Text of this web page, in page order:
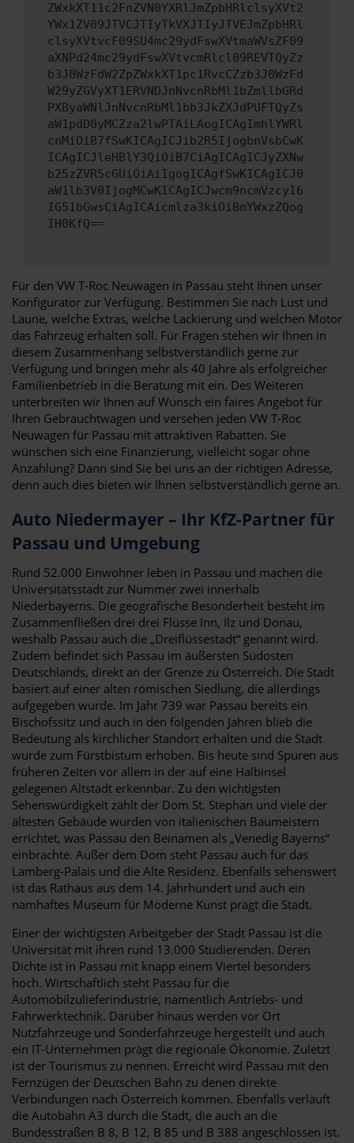
ZWxkXT11c2FnZVN0YXRlJmZpbHRlclsyXVt2
YWx1ZV09JTVCJTIyTkVXJTIyJTVEJmZpbHRl
clsyXVtvcF09SU4mc29ydFswXVtmaWVsZF09
aXNPd24mc29ydFswXVtvcmRlcl09REVTQyZz
b3J0WzFdW2ZpZWxkXT1pc1RvcCZzb3J0WzFd
W29yZGVyXT1ERVNDJnNvcnRbMl1bZmllbGRd
PXByaWNlJnNvcnRbMl1bb3JkZXJdPUFTQyZs
aW1pdD0yMCZza2lwPTAiLAogICAgImhlYWRl
cnMiOiB7fSwKICAgICJib2R5IjogbnVsbCwK
ICAgICJleHBlY3QiOiB7CiAgICAgICJyZXNw
b25zZVR5cGUiOiAiIgogICAgfSwKICAgICJ0
aW1lb3V0IjogMCwKICAgICJwcm9ncmVzcyI6
IG51bGwsCiAgICAicmlza3kiOiBmYWxzZQog
IH0KfQ==
Für den VW T-Roc Neuwagen in Passau steht Ihnen unser
Konfigurator zur Verfügung. Bestimmen Sie nach Lust und
Laune, welche Extras, welche Lackierung und welchen Motor
das Fahrzeug erhalten soll. Für Fragen stehen wir Ihnen in
diesem Zusammenhang selbstverständlich gerne zur
Verfügung und bringen mehr als 40 Jahre als erfolgreicher
Familienbetrieb in die Beratung mit ein. Des Weiteren
unterbreiten wir Ihnen auf Wunsch ein faires Angebot für
Ihren Gebrauchtwagen und versehen jeden VW T-Roc
Neuwagen für Passau mit attraktiven Rabatten. Sie
wünschen sich eine Finanzierung, vielleicht sogar ohne
Anzahlung? Dann sind Sie bei uns an der richtigen Adresse,
denn auch dies bieten wir Ihnen selbstverständlich gerne an.
Auto Niedermayer – Ihr KfZ-Partner für
Passau und Umgebung
Rund 52.000 Einwohner leben in Passau und machen die
Universitätsstadt zur Nummer zwei innerhalb
Niederbayerns. Die geografische Besonderheit besteht im
Zusammenfließen drei drei Flüsse Inn, Ilz und Donau,
weshalb Passau auch die „Dreiflüssestadt“ genannt wird.
Zudem befindet sich Passau im äußersten Südosten
Deutschlands, direkt an der Grenze zu Österreich. Die Stadt
basiert auf einer alten römischen Siedlung, die allerdings
aufgegeben wurde. Im Jahr 739 war Passau bereits ein
Bischofssitz und auch in den folgenden Jahren blieb die
Bedeutung als kirchlicher Standort erhalten und die Stadt
wurde zum Fürstbistum erhoben. Bis heute sind Spuren aus
früheren Zeiten vor allem in der auf eine Halbinsel
gelegenen Altstadt erkennbar. Zu den wichtigsten
Sehenswürdigkeit zählt der Dom St. Stephan und viele der
ältesten Gebäude wurden von italienischen Baumeistern
errichtet, was Passau den Beinamen als „Venedig Bayerns“
einbrachte. Außer dem Dom steht Passau auch für das
Lamberg-Palais und die Alte Residenz. Ebenfalls sehenswert
ist das Rathaus aus dem 14. Jahrhundert und auch ein
namhaftes Museum für Moderne Kunst prägt die Stadt.
Einer der wichtigsten Arbeitgeber der Stadt Passau ist die
Universität mit ihren rund 13.000 Studierenden. Deren
Dichte ist in Passau mit knapp einem Viertel besonders
hoch. Wirtschaftlich steht Passau für die
Automobilzulieferindustrie, namentlich Antriebs- und
Fahrwerktechnik. Darüber hinaus werden vor Ort
Nutzfahrzeuge und Sonderfahrzeuge hergestellt und auch
ein IT-Unternehmen prägt die regionale Ökonomie. Zuletzt
ist der Tourismus zu nennen. Erreicht wird Passau mit den
Fernzügen der Deutschen Bahn zu denen direkte
Verbindungen nach Österreich kommen. Ebenfalls verläuft
die Autobahn A3 durch die Stadt, die auch an die
Bundesstraßen B 8, B 12, B 85 und B 388 angeschlossen ist.